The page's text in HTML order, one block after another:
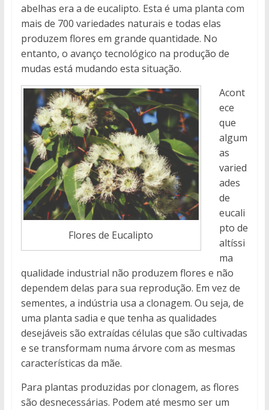
abelhas era a de eucalipto. Esta é uma planta com
mais de 700 variedades naturais e todas elas
produzem flores em grande quantidade. No
entanto, o avanço tecnológico na produção de
mudas está mudando esta situação.
Flores de Eucalipto
Acont
ece
que
algum
as
varied
ades
de
eucali
pto de
altíssi
ma
qualidade industrial não produzem flores e não
dependem delas para sua reprodução. Em vez de
sementes, a indústria usa a clonagem. Ou seja, de
uma planta sadia e que tenha as qualidades
desejáveis são extraídas células que são cultivadas
e se transformam numa árvore com as mesmas
características da mãe.
Para plantas produzidas por clonagem, as flores
são desnecessárias. Podem até mesmo ser um